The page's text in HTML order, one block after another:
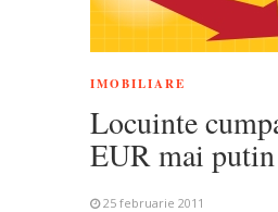
IMOBILIARE
Locuinte
EUR mai putin
25 februarie 2011